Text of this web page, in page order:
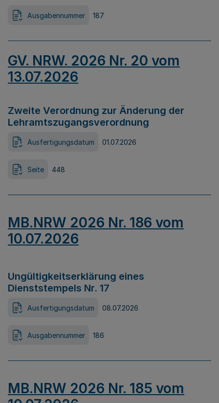
Ausgabennummer 187
GV. NRW. 2026 Nr. 20 vom
13.07.2026
Zweite Verordnung zur Änderung der
Lehramtszugangsverordnung
Ausfertigungsdatum 01.07.2026
Seite 448
MB.NRW 2026 Nr. 186 vom
10.07.2026
Ungültigkeitserklärung eines
Dienststempels Nr. 17
Ausfertigungsdatum 08.07.2026
Ausgabennummer 186
MB.NRW 2026 Nr. 185 vom